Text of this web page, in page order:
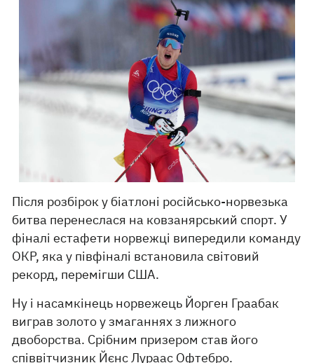
Після розбірок у біатлоні російсько-норвезька
битва перенеслася на ковзанярський спорт. У
фіналі естафети норвежці випередили команду
ОКР, яка у півфіналі встановила світовий
рекорд, перемігши США.
Ну і насамкінець норвежець Йорген Граабак
виграв золото у змаганнях з лижного
двоборства. Срібним призером став його
співвітчизник Йєнс Лураас Офтебро.